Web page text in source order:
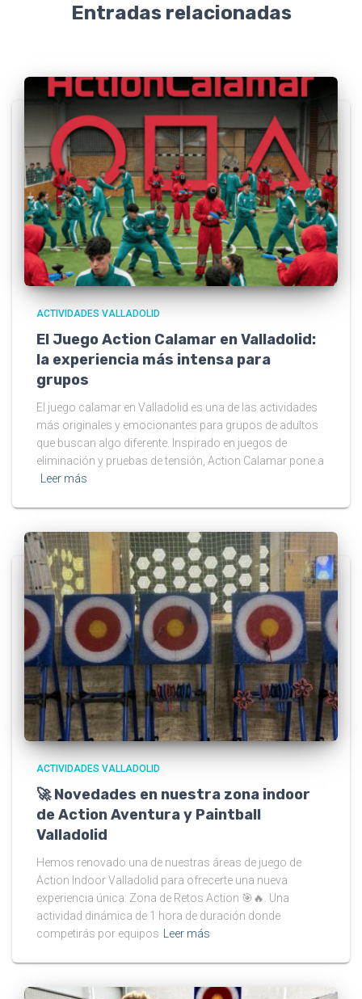
Entradas relacionadas
ACTIVIDADES VALLADOLID
El Juego Action Calamar en Valladolid:
la experiencia más intensa para
grupos
El juego calamar en Valladolid es una de las actividades
más originales y emocionantes para grupos de adultos
que buscan algo diferente. Inspirado en juegos de
eliminación y pruebas de tensión, Action Calamar pone a
Leer más
ACTIVIDADES VALLADOLID
🚀 Novedades en nuestra zona indoor
de Action Aventura y Paintball
Valladolid
Hemos renovado una de nuestras áreas de juego de
Action Indoor Valladolid para ofrecerte una nueva
experiencia única: Zona de Retos Action 🎯🔥. Una
actividad dinámica de 1 hora de duración donde
competirás por equipos
Leer más